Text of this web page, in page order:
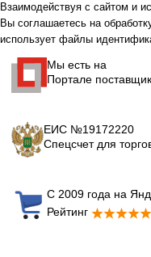
Взаимодействуя с сайтом и
Вы соглашаетесь на
использует файлы
Мы есть на
Портале
ЕИС №19172220
Спецсчет для
С 2009 года на
Рейтинг